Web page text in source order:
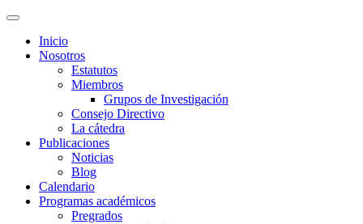
Inicio
Nosotros
Estatutos
Miembros
Grupos de Investigación
Consejo Directivo
La cátedra
Publicaciones
Noticias
Blog
Calendario
Programas académicos
Pregrados